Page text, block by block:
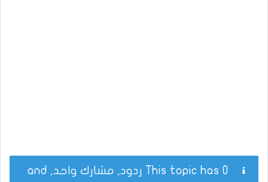
This topic has 0 ردود, مشارك واحد, and